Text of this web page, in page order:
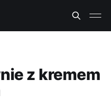
z kremem